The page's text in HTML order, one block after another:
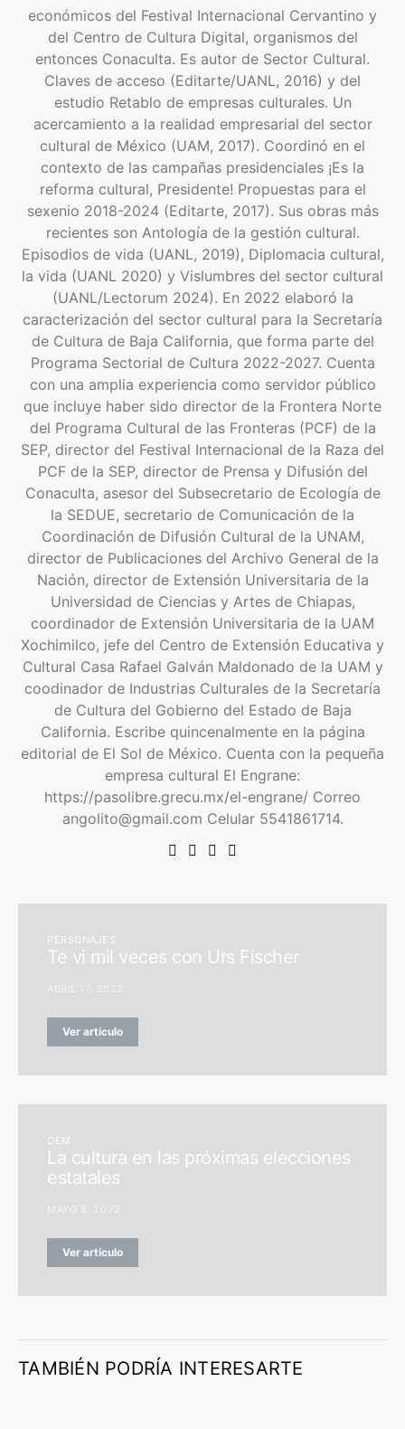
económicos del Festival Internacional Cervantino y
del Centro de Cultura Digital, organismos del
entonces Conaculta. Es autor de Sector Cultural.
Claves de acceso (Editarte/UANL, 2016) y del
estudio Retablo de empresas culturales. Un
acercamiento a la realidad empresarial del sector
cultural de México (UAM, 2017). Coordinó en el
contexto de las campañas presidenciales ¡Es la
reforma cultural, Presidente! Propuestas para el
sexenio 2018-2024 (Editarte, 2017). Sus obras más
recientes son Antología de la gestión cultural.
Episodios de vida (UANL, 2019), Diplomacia cultural,
la vida (UANL 2020) y Vislumbres del sector cultural
(UANL/Lectorum 2024). En 2022 elaboró la
caracterización del sector cultural para la Secretaría
de Cultura de Baja California, que forma parte del
Programa Sectorial de Cultura 2022-2027. Cuenta
con una amplia experiencia como servidor público
que incluye haber sido director de la Frontera Norte
del Programa Cultural de las Fronteras (PCF) de la
SEP, director del Festival Internacional de la Raza del
PCF de la SEP, director de Prensa y Difusión del
Conaculta, asesor del Subsecretario de Ecología de
la SEDUE, secretario de Comunicación de la
Coordinación de Difusión Cultural de la UNAM,
director de Publicaciones del Archivo General de la
Nación, director de Extensión Universitaria de la
Universidad de Ciencias y Artes de Chiapas,
coordinador de Extensión Universitaria de la UAM
Xochimilco, jefe del Centro de Extensión Educativa y
Cultural Casa Rafael Galván Maldonado de la UAM y
coodinador de Industrias Culturales de la Secretaría
de Cultura del Gobierno del Estado de Baja
California. Escribe quincenalmente en la página
editorial de El Sol de México. Cuenta con la pequeña
empresa cultural El Engrane:
https://pasolibre.grecu.mx/el-engrane/ Correo
angolito@gmail.com Celular 5541861714.
PERSONAJES
Te vi mil veces con Urs Fischer
ABRIL 17, 2022
Ver artículo
OEM
La cultura en las próximas elecciones
estatales
MAYO 8, 2022
Ver artículo
TAMBIÉN PODRÍA INTERESARTE